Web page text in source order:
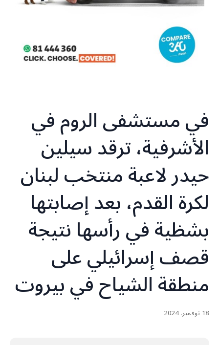
في مستشفى الروم في
الأشرفية، ترقد سيلين
حيدر لاعبة منتخب لبنان
لكرة القدم، بعد إصابتها
بشظية في رأسها نتيجة
قصف إسرائيلي على
منطقة الشياح في بيروت
18 نوفمبر، 2024